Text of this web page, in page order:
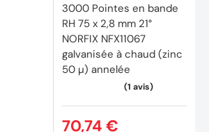
3000 Pointes en bande
RH 75 x 2,8 mm 21°
NORFIX NFX11067
galvanisée à chaud (zinc
50 µ) annelée
70,74 €